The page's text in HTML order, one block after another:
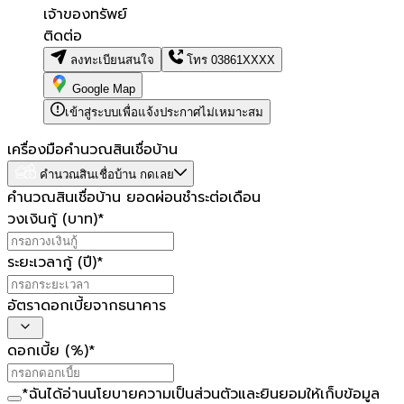
เจ้าของทรัพย์
ติดต่อ
ลงทะเบียนสนใจ โทร 03861XXXX
Google Map
เข้าสู่ระบบเพื่อแจ้งประกาศไม่เหมาะสม
เครื่องมือคำนวณสินเชื่อบ้าน
คำนวณสินเชื่อบ้าน กดเลย
คำนวณสินเชื่อบ้าน ยอดผ่อนชำระต่อเดือน
วงเงินกู้ (บาท)*
ระยะเวลากู้ (ปี)*
อัตราดอกเบี้ยจากธนาคาร
ดอกเบี้ย (%)*
*ฉันได้อ่านนโยบายความเป็นส่วนตัวและยินยอมให้เก็บข้อมูล